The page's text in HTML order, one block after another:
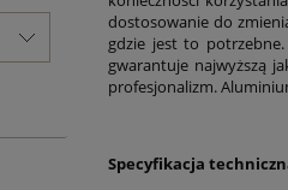
dostosowanie do
gdzie jest to
gwarantuje najwyższą
profesjonalizm.
Specyfikacja